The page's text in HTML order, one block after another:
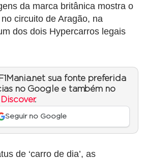
da marca britânica mostra o
circuito de Aragão, na
dos dois Hypercarros legais
sua fonte preferida
no Google e também no
.
Seguir no Google
de ‘carro de dia’, as